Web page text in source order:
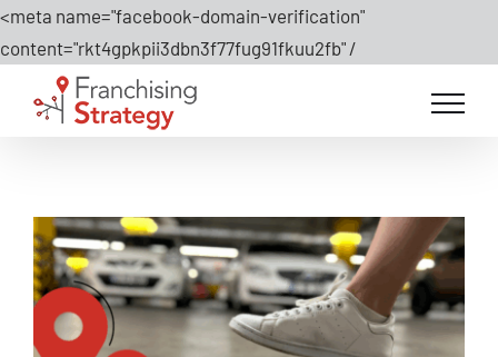
<meta name="facebook-domain-verification"
content="rkt4gpkpii3dbn3f77fug91fkuu2fb" /
contenuto